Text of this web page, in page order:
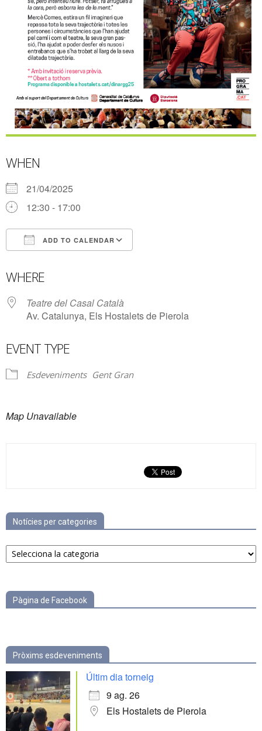
WHEN
21/04/2025
12:30 - 17:00
ADD TO CALENDAR
WHERE
Teatre del Casal Català
Av. Catalunya, Els Hostalets de Pierola
EVENT TYPE
Esdeveniments Gent Gran
Map Unavailable
Notícies per categories
Notícies
per
Pàgina de Facebook
Pròxims esdeveniments
Últim dia torneig
9 ag. 26
Els Hostalets de Pierola